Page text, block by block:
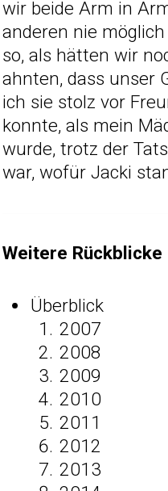
wir beide Arm in
anderen nie
so, als hätten wir
ahnten, dass unser
ich sie stolz vor
konnte, als mein
wurde, trotz der
war, wofür Jacki
Weitere
Überblick
2007
2008
2009
2010
2011
2012
2013